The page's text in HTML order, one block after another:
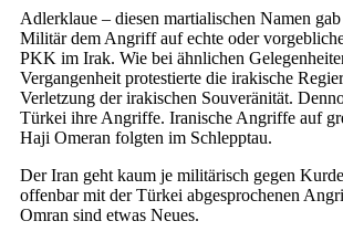
Adlerklaue – diesen martialischen Namen
Militär dem Angriff auf echte oder
PKK im Irak. Wie bei ähnlichen
Vergangenheit protestierte die irakische
Verletzung der irakischen Souveränität.
Türkei ihre Angriffe. Iranische Angriffe auf
Haji Omeran folgten im Schlepptau.
Der Iran geht kaum je militärisch gegen
offenbar mit der Türkei abgesprochenen
Omran sind etwas Neues.